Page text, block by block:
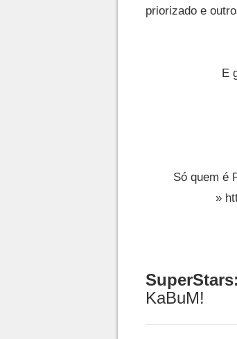
priorizado e
E
Só quem é
»
SuperStars:
KaBuM!